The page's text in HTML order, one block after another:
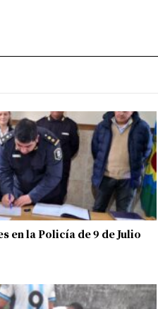
en la Policía de 9 de Julio